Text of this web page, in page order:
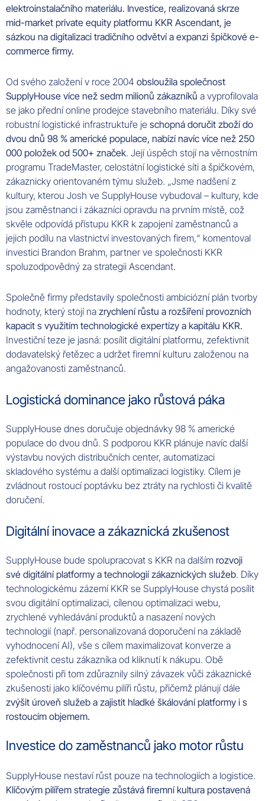
elektroinstalačního materiálu. Investice, realizovaná skrze
mid-market private equity platformu KKR Ascendant, je
sázkou na digitalizaci tradičního odvětví a expanzi špičkové e-
commerce firmy.
Od svého založení v roce 2004 obsloužila společnost
SupplyHouse více než sedm milionů zákazníků a vyprofilovala
se jako přední online prodejce stavebního materiálu. Díky své
robustní logistické infrastruktuře je schopná doručit zboží do
dvou dnů 98 % americké populace, nabízí navíc více než 250
000 položek od 500+ značek. Její úspěch stojí na věrnostním
programu TradeMaster, celostátní logistické síti a špičkovém,
zákaznicky orientovaném týmu služeb. „Jsme nadšení z
kultury, kterou Josh ve SupplyHouse vybudoval – kultury, kde
jsou zaměstnanci i zákazníci opravdu na prvním místě, což
skvěle odpovídá přístupu KKR k zapojení zaměstnanců a
jejich podílu na vlastnictví investovaných firem,“ komentoval
investici Brandon Brahm, partner ve společnosti KKR
spoluzodpovědný za strategii Ascendant.
Společně firmy představily společnosti ambiciózní plán tvorby
hodnoty, který stojí na zrychlení růstu a rozšíření provozních
kapacit s využitím technologické expertízy a kapitálu KKR.
Investiční teze je jasná: posílit digitální platformu, zefektivnit
dodavatelský řetězec a udržet firemní kulturu založenou na
angažovanosti zaměstnanců.
Logistická dominance jako růstová páka
SupplyHouse dnes doručuje objednávky 98 % americké
populace do dvou dnů. S podporou KKR plánuje navíc další
výstavbu nových distribučních center, automatizaci
skladového systému a další optimalizaci logistiky. Cílem je
zvládnout rostoucí poptávku bez ztráty na rychlosti či kvalitě
doručení.
Digitální inovace a zákaznická zkušenost
SupplyHouse bude spolupracovat s KKR na dalším rozvoji
své digitální platformy a technologií zákaznických služeb. Díky
technologickému zázemí KKR se SupplyHouse chystá posílit
svou digitální optimalizaci, cílenou optimalizaci webu,
zrychlené vyhledávání produktů a nasazení nových
technologií (např. personalizovaná doporučení na základě
vyhodnocení AI), vše s cílem maximalizovat konverze a
zefektivnit cestu zákazníka od kliknutí k nákupu. Obě
společnosti při tom zdůraznily silný závazek vůči zákaznické
zkušenosti jako klíčovému pilíři růstu, přičemž plánují dále
zvýšit úroveň služeb a zajistit hladké škálování platformy i s
rostoucím objemem.
Investice do zaměstnanců jako motor růstu
SupplyHouse nestaví růst pouze na technologiích a logistice.
Klíčovým pilířem strategie zůstává firemní kultura postavená